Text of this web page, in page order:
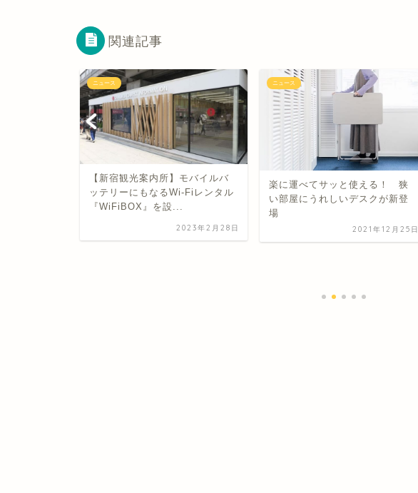
関連記事
ニュース
【新宿観光案内所】モバイルバ
ッテリーにもなるWi-Fiレンタル
『WiFiBOX』を設...
2023年2月28日
ニュース
楽に運べてサッと使える！ 狭
い部屋にうれしいデスクが新登
場
2021年12月25日